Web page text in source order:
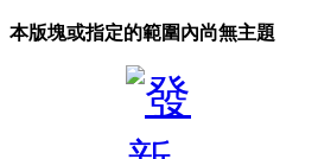
本版塊或指定的範圍內尚無主題